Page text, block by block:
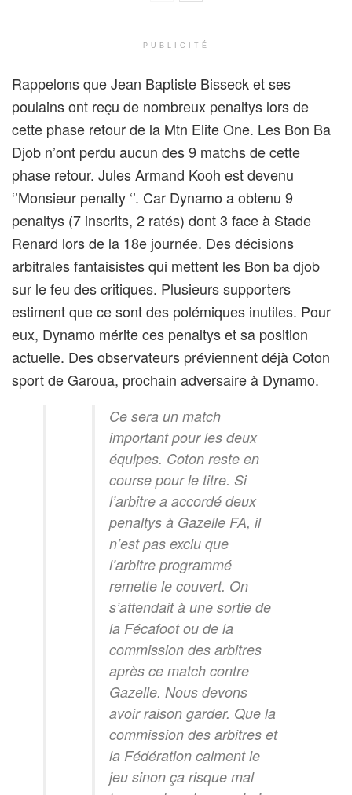
PUBLICITÉ
Rappelons que Jean Baptiste Bisseck et ses
poulains ont reçu de nombreux penaltys lors de
cette phase retour de la Mtn Elite One. Les Bon Ba
Djob n’ont perdu aucun des 9 matchs de cette
phase retour. Jules Armand Kooh est devenu
‘’Monsieur penalty ‘’. Car Dynamo a obtenu 9
penaltys (7 inscrits, 2 ratés) dont 3 face à Stade
Renard lors de la 18e journée. Des décisions
arbitrales fantaisistes qui mettent les Bon ba djob
sur le feu des critiques. Plusieurs supporters
estiment que ce sont des polémiques inutiles. Pour
eux, Dynamo mérite ces penaltys et sa position
actuelle. Des observateurs préviennent déjà Coton
sport de Garoua, prochain adversaire à Dynamo.
Ce sera un match
important pour les deux
équipes. Coton reste en
course pour le titre. Si
l’arbitre a accordé deux
penaltys à Gazelle FA, il
n’est pas exclu que
l’arbitre programmé
remette le couvert. On
s’attendait à une sortie de
la Fécafoot ou de la
commission des arbitres
après ce match contre
Gazelle. Nous devons
avoir raison garder. Que la
commission des arbitres et
la Fédération calment le
jeu sinon ça risque mal